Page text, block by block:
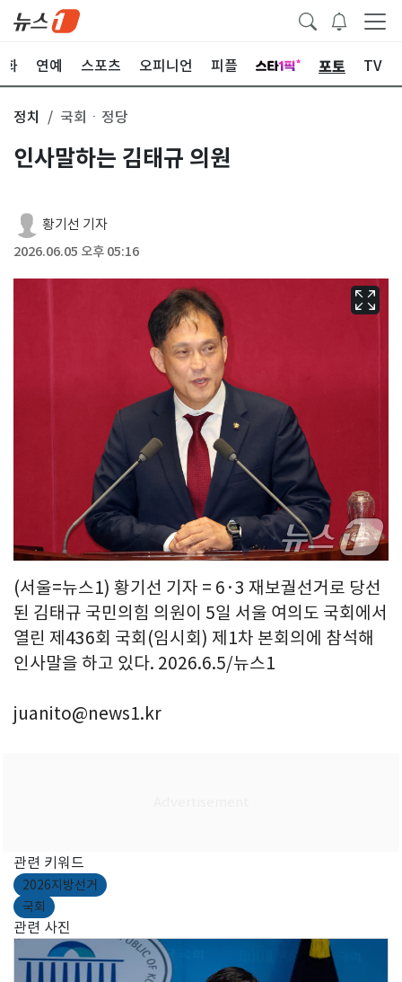
화 연예 스포츠 오피니언 피플 포토 TV
정치 국회ㆍ정당
인사말하는 김태규 의원
황기선 기자
2026.06.05 오후 05:16
(서울=뉴스1) 황기선 기자 = 6·3 재보궐선거로 당선
된 김태규 국민의힘 의원이 5일 서울 여의도 국회에서
열린 제436회 국회(임시회) 제1차 본회의에 참석해
인사말을 하고 있다. 2026.6.5/뉴스1
juanito@news1.kr
관련 키워드
2026지방선거
국회
관련 사진